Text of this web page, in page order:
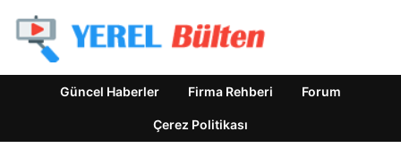
Güncel Haberler Firma Rehberi Forum
Çerez Politikası